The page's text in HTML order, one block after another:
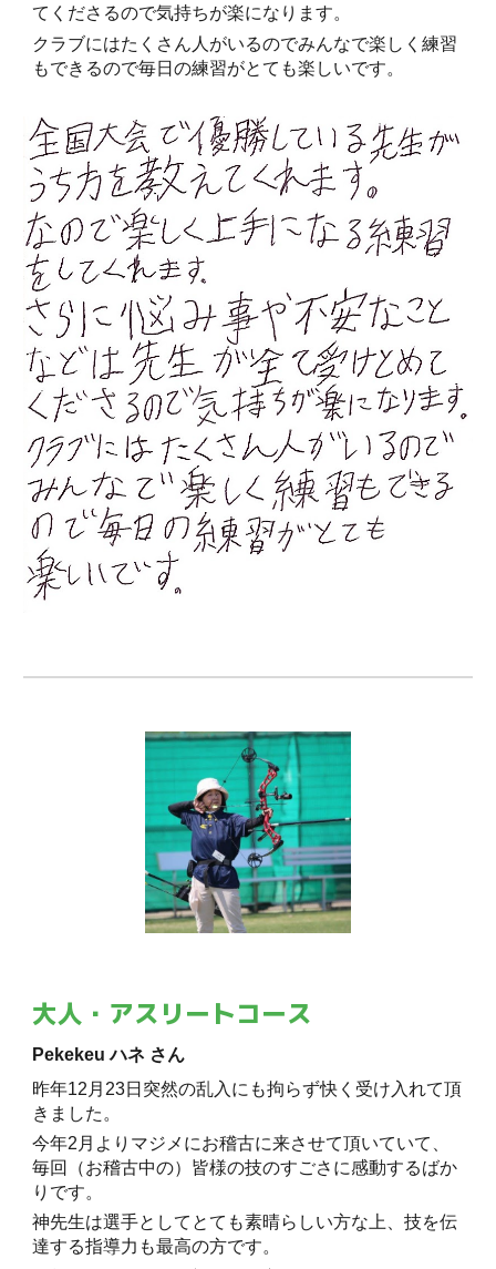
てくださるので気持ちが楽になります。
クラブにはたくさん人がいるのでみんなで楽しく練習
もできるので毎日の練習がとても楽しいです。
大人・アスリートコース
Pekekeu ハネ さん
昨年12月23日突然の乱入にも拘らず快く受け入れて頂
きました。
今年2月よりマジメにお稽古に来させて頂いていて、
毎回（お稽古中の）皆様の技のすごさに感動するばか
りです。
神先生は選手としてとても素晴らしい方な上、技を伝
達する指導力も最高の方です。